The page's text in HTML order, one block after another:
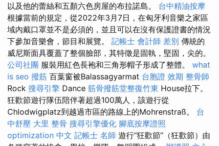
以及他的蕾絲和五顏六色房屋的布拉諾島。 台中精油按摩
根據當前的規定，從2022年3月7日，在匈牙利音樂之家區
域內戴口罩並不是必須的，並且可以在沒有保護證書的情況
下參加音樂會，節目和展覽。 記帳士 會計師 差別 傳統的
威尼斯面具覆蓋了整個臉部，其特徵是固執，堅固，尖的。
公司社團 服裝用紅色長袍和三角形帽子形成了整體。 what
is seo 撥筋 百葉窗被Balassagyarmat 台胞證 效期 整骨師
Rock 搜尋引擎 Dance 筋骨撥筋堂整復竹東 House拉下。
狂歡節遊行隊伍陪伴著超過100萬人，該遊行從
Chlodwigplatz到越過市區的路線上的Mohrenstraß。 台
中舒壓 大里 整骨 搜尋引擎優化 腳底按摩證照
optimization 中文 記帳士 名師 遊行“狂歡節”（狂歡節）由